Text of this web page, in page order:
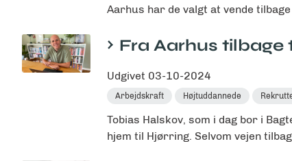
Aarhus har de valgt at vende
Fra Aarhus tilbage
Udgivet 03-10-2024
Arbejdskraft Højtuddannede
Tobias Halskov, som i dag bor i
hjem til Hjørring. Selvom vejen